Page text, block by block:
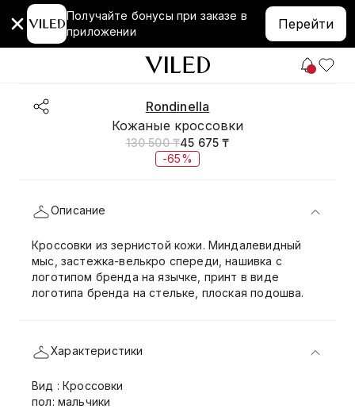
Получайте бонусы при заказе в
приложении
Перейти
Rondinella
Кожаные кроссовки
130 500 ₸45 675 ₸
-65%
Описание
Кроссовки из зернистой кожи. Миндалевидный
мыс, застежка-велькро спереди, нашивка с
логотипом бренда на язычке, принт в виде
логотипа бренда на стельке, плоская подошва.
Характеристики
Вид : Кроссовки
пол: мальчики